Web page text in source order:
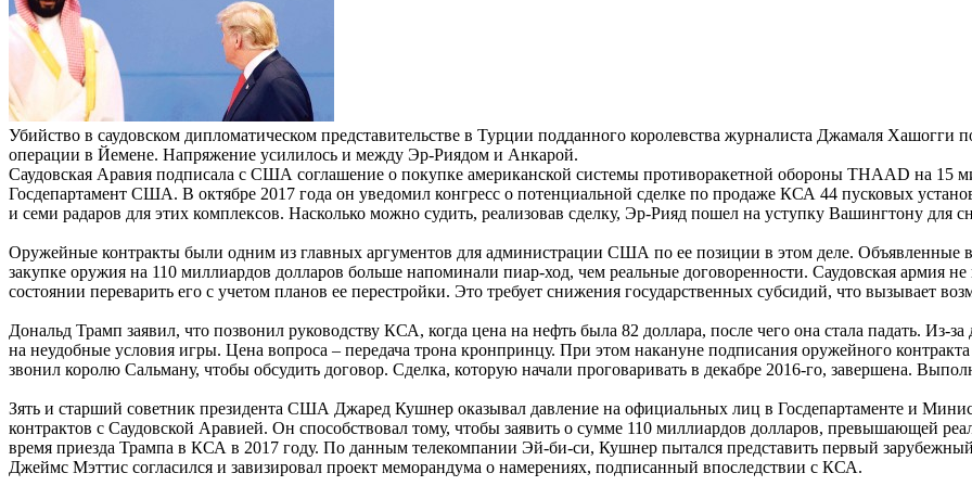
Убийство в саудовском дипломатическом представительстве в Турции подданного королевства журналиста Джамаля
операции в Йемене. Напряжение усилилось и между Эр-Риядом и Анкарой.
Саудовская Аравия подписала с США соглашение о покупке американской системы противоракетной обороны THAAD на 15
Госдепартамент США. В октябре 2017 года он уведомил конгресс о потенциальной сделке по продаже КСА 44 пусковых
и семи радаров для этих комплексов. Насколько можно судить, реализовав сделку, Эр-Рияд пошел на уступку Вашингтону для
Оружейные контракты были одним из главных аргументов для администрации США по ее позиции в этом деле. Объявленные
закупке оружия на 110 миллиардов долларов больше напоминали пиар-ход, чем реальные договоренности. Саудовская армия
состоянии переварить его с учетом планов ее перестройки. Это требует снижения государственных субсидий, что вызывает
Дональд Трамп заявил, что позвонил руководству КСА, когда цена на нефть была 82 доллара, после чего она стала падать.
на неудобные условия игры. Цена вопроса – передача трона кронпринцу. При этом накануне подписания оружейного
звонил королю Сальману, чтобы обсудить договор. Сделка, которую начали проговаривать в декабре 2016-го, завершена.
Зять и старший советник президента США Джаред Кушнер оказывал давление на официальных лиц в Госдепартаменте и
контрактов с Саудовской Аравией. Он способствовал тому, чтобы заявить о сумме 110 миллиардов долларов, превышающей
время приезда Трампа в КСА в 2017 году. По данным телекомпании Эй-би-си, Кушнер пытался представить первый
Джеймс Мэттис согласился и завизировал проект меморандума о намерениях, подписанный впоследствии с КСА.